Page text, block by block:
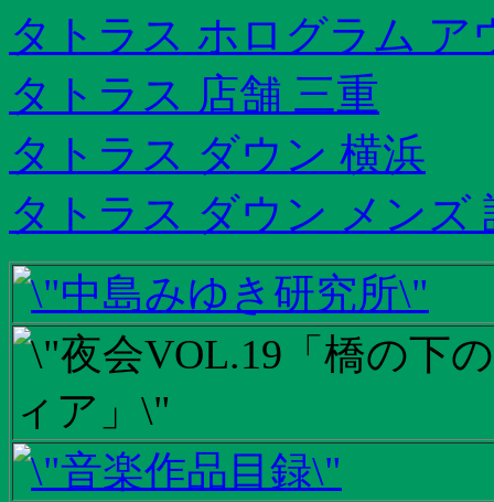
タトラス ホログラム ア
タトラス 店舗 三重
タトラス ダウン 横浜
タトラス ダウン メンズ